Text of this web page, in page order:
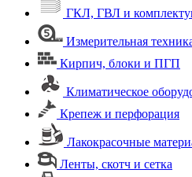
ГКЛ, ГВЛ и
Измерительная
Кирпич, блоки и ПГП
Климатическое
Крепеж и перфорация
Лакокрасочные
Ленты, скотч и сетка